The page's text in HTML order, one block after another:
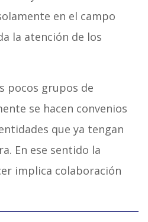
en el campo
la atención de los
pocos grupos de
se hacen convenios
que ya tengan
En ese sentido la
implica colaboración